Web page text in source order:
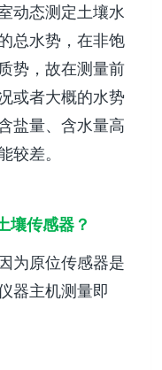
动态测定土壤水
总水势，在非饱
势，故在测量前
或者大概的水势
盐量、含水量高
较差。
壤传感器？
为原位传感器是
器主机测量即